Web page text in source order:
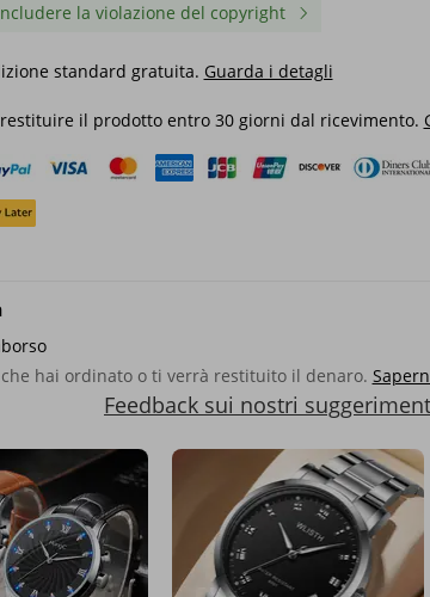
la violazione del copyright
standard gratuita. Guarda i detagli
il prodotto entro 30 giorni dal ricevimento.
hai ordinato o ti verrà restituito il denaro.
Feedback sui nostri